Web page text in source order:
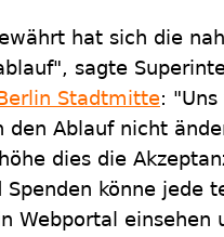
hat sich die
sagte
Stadtmitte:
den Ablauf nicht
dies die
Spenden könne jede
Webportal